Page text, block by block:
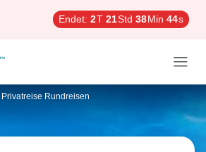
Endet: 2T 21Std 38Min 43s
Privatreise Rundreisen